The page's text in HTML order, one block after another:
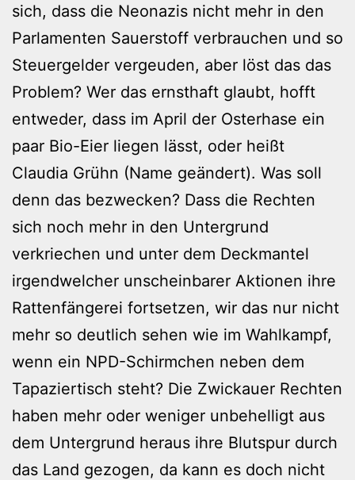
sich, dass die Neonazis nicht mehr in den
Parlamenten Sauerstoff verbrauchen und so
Steuergelder vergeuden, aber löst das das
Problem? Wer das ernsthaft glaubt, hofft
entweder, dass im April der Osterhase ein
paar Bio-Eier liegen lässt, oder heißt
Claudia Grühn (Name geändert). Was soll
denn das bezwecken? Dass die Rechten
sich noch mehr in den Untergrund
verkriechen und unter dem Deckmantel
irgendwelcher unscheinbarer Aktionen ihre
Rattenfängerei fortsetzen, wir das nur nicht
mehr so deutlich sehen wie im Wahlkampf,
wenn ein NPD-Schirmchen neben dem
Tapaziertisch steht? Die Zwickauer Rechten
haben mehr oder weniger unbehelligt aus
dem Untergrund heraus ihre Blutspur durch
das Land gezogen, da kann es doch nicht